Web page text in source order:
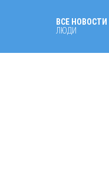
ВСЕ НОВОСТИ
ЛЮДИ